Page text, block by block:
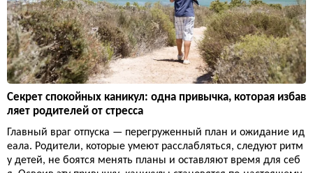
Секрет спокойных каникул: одна привычка, которая избав
ляет родителей от стресса
Главный враг отпуска — перегруженный план и ожидание ид
еала. Родители, которые умеют расслабляться, следуют ритм
у детей, не боятся менять планы и оставляют время для себ